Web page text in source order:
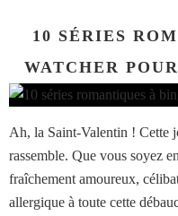
10 SÉRIES
WATCHER
Ah, la Saint-Valentin ! Cette
rassemble. Que vous soyez
fraîchement amoureux,
allergique à toute cette